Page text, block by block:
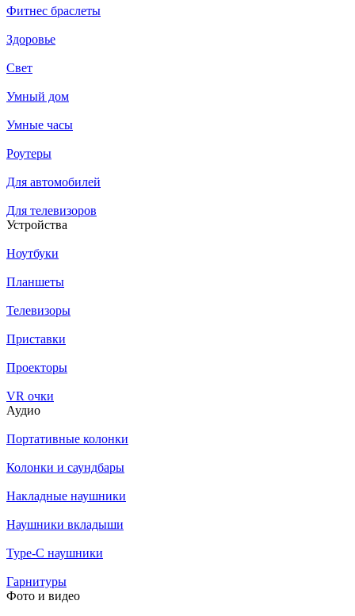
Фитнес браслеты
Здоровье
Свет
Умный дом
Умные часы
Роутеры
Для автомобилей
Для телевизоров
Устройства
Ноутбуки
Планшеты
Телевизоры
Приставки
Проекторы
VR очки
Аудио
Портативные колонки
Колонки и саундбары
Накладные наушники
Наушники вкладыши
Type-C наушники
Гарнитуры
Фото и видео